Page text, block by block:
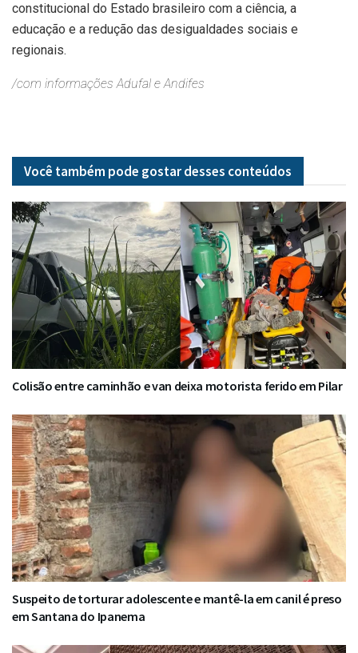
constitucional do Estado brasileiro com a ciência, a
educação e a redução das desigualdades sociais e
regionais.
/com informações Adufal e Andifes
Você também pode gostar desses conteúdos
Colisão entre caminhão e van deixa motorista ferido em Pilar
Suspeito de torturar adolescente e mantê-la em canil é preso
em Santana do Ipanema